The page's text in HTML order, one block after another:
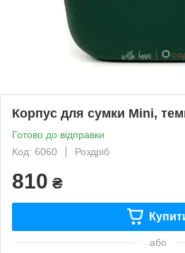
Корпус для сумки Mini,
Готово до відправки
Код: 6060
Роздріб
810 ₴
або